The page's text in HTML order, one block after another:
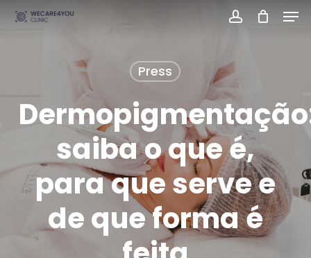
Skip
Press
saiba o que é,
para que serve e
de que forma é